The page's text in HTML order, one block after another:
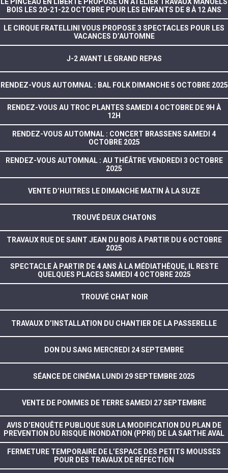
BOIS LES 20-21-22 OCTOBRE POUR LES ENFANTS DE 8 À 12 ANS
LE CIRQUE FRATELLINI VOUS PROPOSE 3 SPECTACLES POUR LES
VACANCES D’AUTOMNE
J-2 AVANT LE GRAND REPAS
RENDEZ-VOUS AUTOMNAL : BAL FOLK DIMANCHE 5 OCTOBRE 2025
RENDEZ-VOUS AU TROC PLANTES SAMEDI 4 OCTOBRE DE 9H À
12H
RENDEZ-VOUS AUTOMNAL : CONCERT BRASSENS SAMEDI 4
OCTOBRE 2025
RENDEZ-VOUS AUTOMNAL : AU THÉÂTRE VENDREDI 3 OCTOBRE
2025
VENTE D’HUITRES LE DIMANCHE MATIN À LA SUZE
TROUVÉ DEUX CHATONS
TRAVAUX RUE DE SAINT JEAN DU BOIS À PARTIR DU 6 OCTOBRE
2025
SPECTACLE À PARTIR DE 4 ANS À LA MÉDIATHÈQUE, IL RESTE
QUELQUES PLACES SAMEDI 4 OCTOBRE 2025
TROUVÉ CHAT NOIR
TRAVAUX D’INSTALLATION DU CHANTIER DE LA PASSERELLE
DON DU SANG MERCREDI 24 SEPTEMBRE
SÉANCE DE CINÉMA LUNDI 29 SEPTEMBRE 2025
VENTE DE POMMES DE TERRE SAMEDI 27 SEPTEMBRE
AVIS D’ENQUÊTE PUBLIQUE SUR LA MODIFICATION DU PLAN DE
PREVENTION DU RISQUE INONDATION (PPRI) DE LA SARTHE AVAL
FERMETURE TEMPORAIRE DE L’ESPACE DES PETITS MOUSSES
POUR DES TRAVAUX DE RÉFECTION